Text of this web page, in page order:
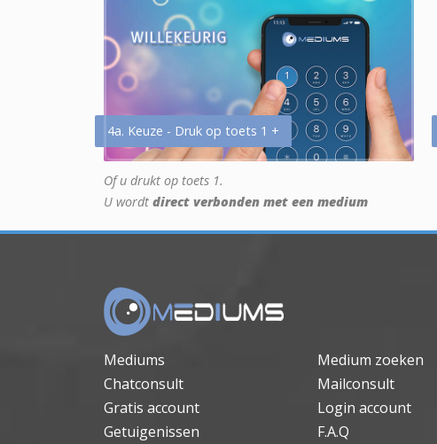
4a. Keuze - Druk op toets 1 +
Of u drukt op toets 1.
U wordt direct verbonden met een medium
Mediums Medium zoeken
Chatconsult
Mailconsult
Gratis account
Login account
Getuigenissen
F.A.Q